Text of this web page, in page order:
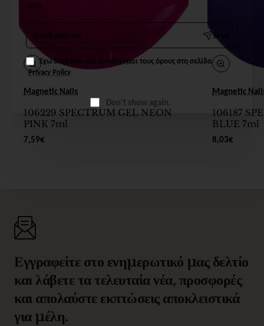
μέλη.
Email
address
Send
Έχω διαβάσει και αποδέχομαι τους όρους στη σελίδα
Privacy Policy
Don't show again.
Magnetic Nails
106229 SPECTRUM GEL NEON
PINK 7ml
7,59€
Magnetic
106187
BLUE 7ml
8,03€
Εγγραφείτε στο ενημερωτικό μας δελτίο
και λάβετε τα τελευταία νέα, προσφορές
και απολαύστε εκπτώσεις αποκλειστικά
για μέλη.